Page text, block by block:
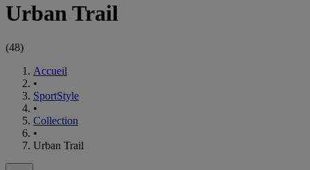
Urban Trail
(48)
Accueil
•
SportStyle
•
Collection
•
Urban Trail